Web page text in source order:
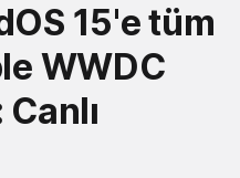
15'e tüm
WWDC